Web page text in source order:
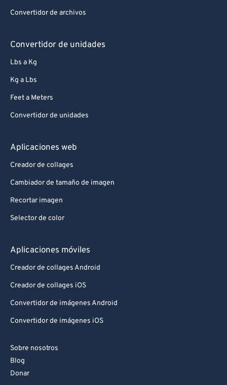
Convertidor de archivos
Convertidor de unidades
Lbs a Kg
Kg a Lbs
Feet a Meters
Convertidor de unidades
Aplicaciones web
Creador de collages
Cambiador de tamaño de imagen
Recortar imagen
Selector de color
Aplicaciones móviles
Creador de collages Android
Creador de collages iOS
Convertidor de imágenes Android
Convertidor de imágenes iOS
Sobre nosotros
Blog
Donar